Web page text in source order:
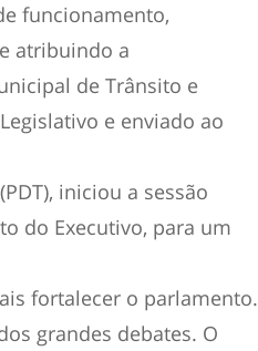
funcionamento,
atribuindo a
de Trânsito e
e enviado ao
iniciou a sessão
do Executivo, para um
fortalecer o parlamento.
grandes debates. O